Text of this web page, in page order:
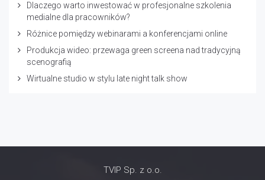
Dlaczego warto inwestować w profesjonalne szkolenia
medialne dla pracowników?
Różnice pomiędzy webinarami a konferencjami online
Produkcja wideo: przewaga green screena nad tradycyjną
scenografią
Wirtualne studio w stylu late night talk show
TVIP Sp. z o.o.